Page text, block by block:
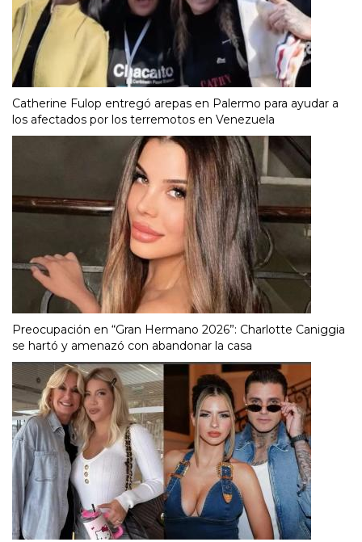
Catherine Fulop entregó arepas en Palermo para ayudar a
los afectados por los terremotos en Venezuela
Preocupación en “Gran Hermano 2026”: Charlotte Caniggia
se hartó y amenazó con abandonar la casa